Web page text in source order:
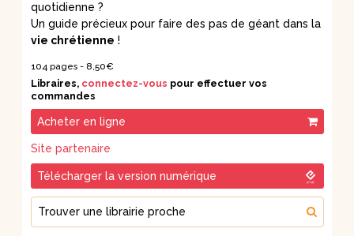
quotidienne ?
Un guide précieux pour faire des pas de géant dans la
vie chrétienne !
104 pages - 8,50€
Libraires, connectez-vous pour effectuer vos
commandes
Acheter en ligne
Site partenaire
Télécharger la version numérique
Trouver une librairie proche